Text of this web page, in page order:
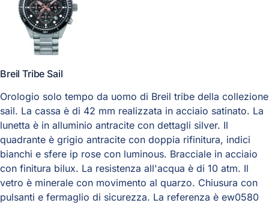
Breil Tribe Sail
Orologio solo tempo da uomo di Breil tribe della collezione
sail. La cassa è di 42 mm realizzata in acciaio satinato. La
lunetta è in alluminio antracite con dettagli silver. Il
quadrante è grigio antracite con doppia rifinitura, indici
bianchi e sfere ip rose con luminous. Bracciale in acciaio
con finitura bilux. La resistenza all'acqua è di 10 atm. Il
vetro è minerale con movimento al quarzo. Chiusura con
pulsanti e fermaglio di sicurezza. La referenza è ew0580